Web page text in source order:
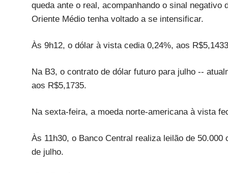
queda ante o real, acompanhando o sinal
Oriente Médio tenha voltado a se intensificar.
Às 9h12, o dólar à vista cedia 0,24%, aos
Na B3, o contrato de dólar futuro para julho --
aos R$5,1735.
Na sexta-feira, a moeda norte-americana à vista
Às 11h30, o Banco Central realiza leilão de
de julho.